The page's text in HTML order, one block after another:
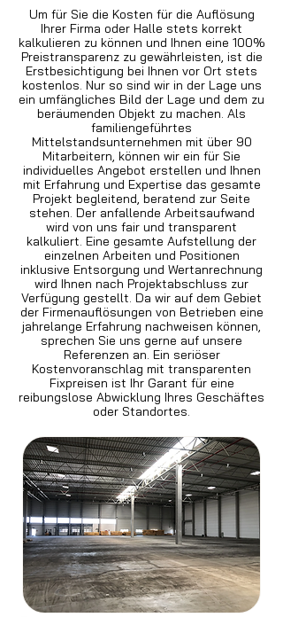
Um für Sie die Kosten für die Auflösung
Ihrer Firma oder Halle stets korrekt
kalkulieren zu können und Ihnen eine 100%
Preistransparenz zu gewährleisten, ist die
Erstbesichtigung bei Ihnen vor Ort stets
kostenlos. Nur so sind wir in der Lage uns
ein umfängliches Bild der Lage und dem zu
beräumenden Objekt zu machen. Als
familiengeführtes
Mittelstandsunternehmen mit über 90
Mitarbeitern, können wir ein für Sie
individuelles Angebot erstellen und Ihnen
mit Erfahrung und Expertise das gesamte
Projekt begleitend, beratend zur Seite
stehen. Der anfallende Arbeitsaufwand
wird von uns fair und transparent
kalkuliert. Eine gesamte Aufstellung der
einzelnen Arbeiten und Positionen
inklusive Entsorgung und Wertanrechnung
wird Ihnen nach Projektabschluss zur
Verfügung gestellt. Da wir auf dem Gebiet
der Firmenauflösungen von Betrieben eine
jahrelange Erfahrung nachweisen können,
sprechen Sie uns gerne auf unsere
Referenzen an. Ein seriöser
Kostenvoranschlag mit transparenten
Fixpreisen ist Ihr Garant für eine
reibungslose Abwicklung Ihres Geschäftes
oder Standortes.